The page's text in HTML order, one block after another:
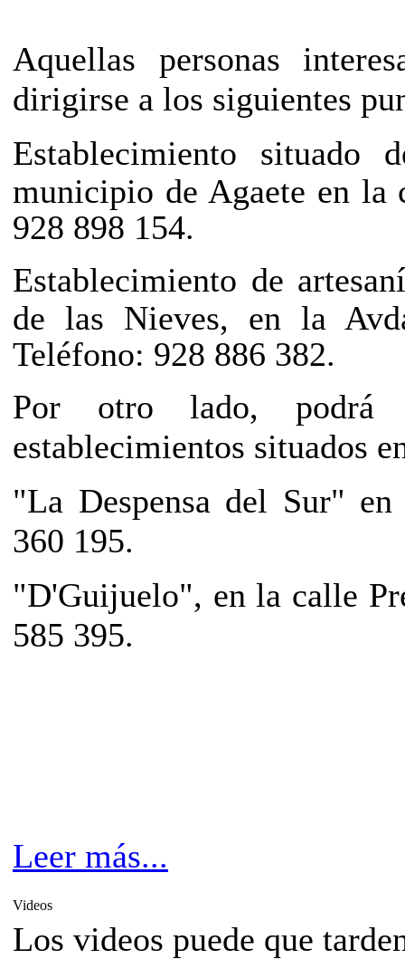
Aquellas personas
dirigirse a los siguientes
Establecimiento situado
municipio de Agaete en
928 898 154.
Establecimiento de
de las Nieves, en la
Teléfono: 928 886 382.
Por otro lado, podrá
establecimientos situados
"La Despensa del Sur"
360 195.
"D'Guijuelo", en la calle
585 395.
Leer más...
Videos
Los videos puede que